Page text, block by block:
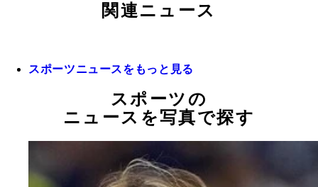
関連ニュース
スポーツニュースをもっと見る
スポーツの
ニュースを写真で探す